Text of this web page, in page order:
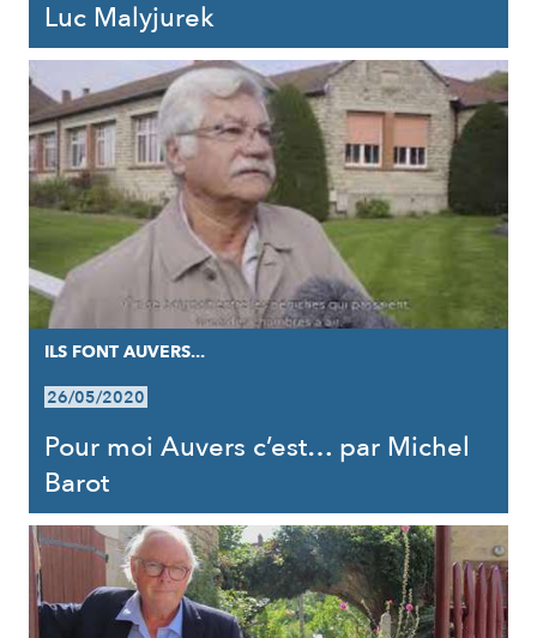
Luc Malyjurek
ILS FONT AUVERS...
26/05/2020
Pour moi Auvers c’est… par Michel
Barot